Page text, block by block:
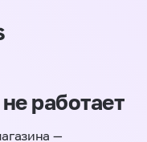
работает
—